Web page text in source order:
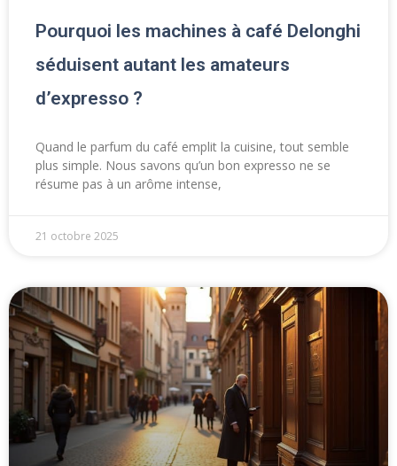
Pourquoi les machines à café Delonghi
séduisent autant les amateurs
d’expresso ?
Quand le parfum du café emplit la cuisine, tout semble
plus simple. Nous savons qu’un bon expresso ne se
résume pas à un arôme intense,
21 octobre 2025